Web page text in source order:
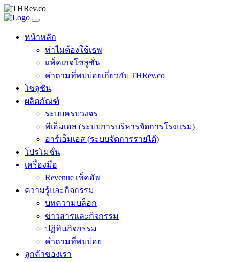
หน้าหลัก
ทำไมต้องใช้เธพ
แพ็คเกจโซลูชั่น
คำถามที่พบบ่อยเกี่ยวกับ THRev.co
โซลูชัน
ผลิตภัณฑ์
ระบบครบวงจร
พีเอ็มเอส (ระบบการบริหารจัดการโรงแรม)
อาร์เอ็มเอส (ระบบจัดการรายได้)
โปรโมชั่น
เครื่องมือ
Revenue เช็คอัพ
ความรู้และกิจกรรม
บทความบล็อก
ข่าวสารและกิจกรรม
ปฏิทินกิจกรรม
คำถามที่พบบ่อย
ลูกค้าของเรา